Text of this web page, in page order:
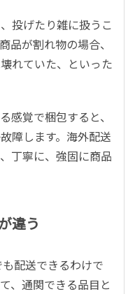
投げたり雑に扱うこ
品が割れ物の場合、
れていた、といった
感覚で梱包すると、
障します。海外配送
丁寧に、強固に商品
違う
配送できるわけで
、通関できる品目と